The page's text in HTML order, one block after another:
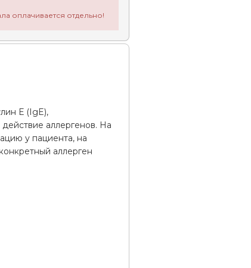
оплачивается отдельно!
Е (IgE),
аллергенов. На
у пациента, на
аллерген